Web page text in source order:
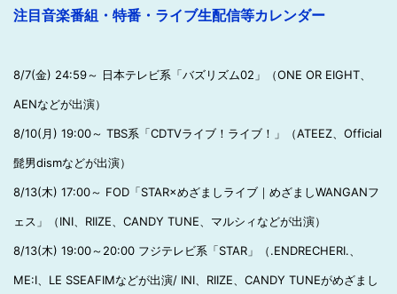
注目音楽番組・特番・ライブ生配信等カレンダー
8/7(金) 24:59～ 日本テレビ系「バズリズム02」（ONE OR EIGHT、
AENなどが出演）
8/10(月) 19:00～ TBS系「CDTVライブ！ライブ！」（ATEEZ、Official
髭男dismなどが出演）
8/13(木) 17:00～ FOD「STAR×めざましライブ｜めざましWANGANフ
ェス」（INI、RIIZE、CANDY TUNE、マルシィなどが出演）
8/13(木) 19:00～20:00 フジテレビ系「STAR」（.ENDRECHERI.、
ME:I、LE SSEAFIMなどが出演/ INI、RIIZE、CANDY TUNEがめざまし